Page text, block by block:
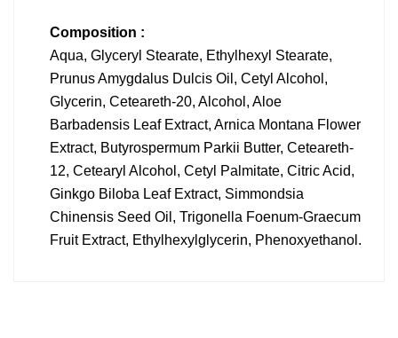
Composition :
Aqua, Glyceryl Stearate, Ethylhexyl Stearate,
Prunus Amygdalus Dulcis Oil, Cetyl Alcohol,
Glycerin, Ceteareth-20, Alcohol, Aloe
Barbadensis Leaf Extract, Arnica Montana Flower
Extract, Butyrospermum Parkii Butter, Ceteareth-
12, Cetearyl Alcohol, Cetyl Palmitate, Citric Acid,
Ginkgo Biloba Leaf Extract, Simmondsia
Chinensis Seed Oil, Trigonella Foenum-Graecum
Fruit Extract, Ethylhexylglycerin, Phenoxyethanol.